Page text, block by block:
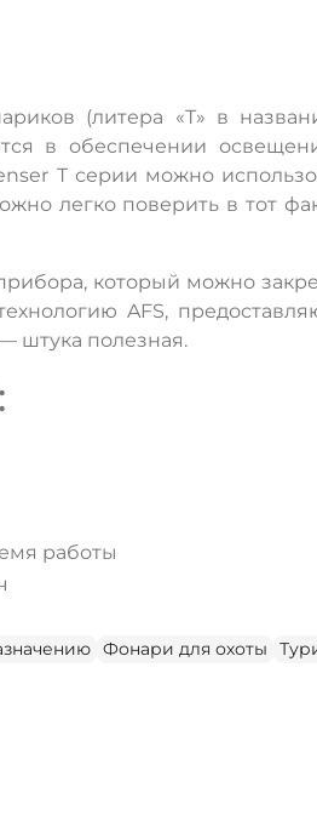
(литера «Т» в
в обеспечении
T серии можно
легко поверить в тот
который можно
AFS,
штука полезная.
работы
Фонари для охоты